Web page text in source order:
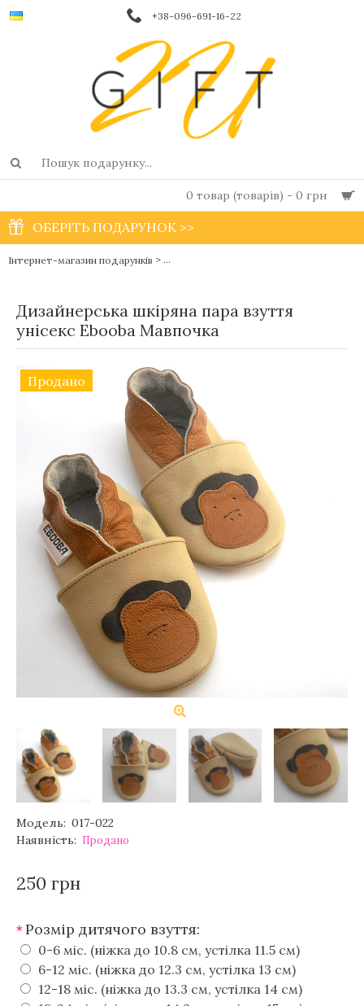
+38-096-691-16-22
0 товар (товарів) - 0 грн
ОБЕРІТЬ ПОДАРУНОК >>
Інтернет-магазин подарунків > Взуття чешки для хлопчиків і дівчаток
Дизайнерська шкіряна пара взуття
унісекс Еbooba Мавпочка
Продано
Модель: 017-022
Наявність: Продано
250 грн
*Розмір дитячого взуття:
0-6 міс. (ніжка до 10.8 см, устілка 11.5 см)
6-12 міс. (ніжка до 12.3 см, устілка 13 см)
12-18 міс. (ніжка до 13.3 см, устілка 14 см)